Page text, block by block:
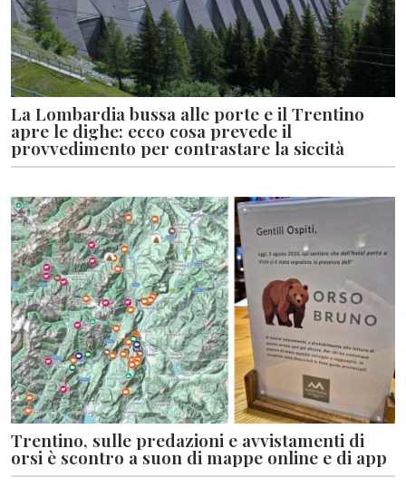
La Lombardia bussa alle porte e il Trentino
apre le dighe: ecco cosa prevede il
provvedimento per contrastare la siccità
Trentino, sulle predazioni e avvistamenti di
orsi è scontro a suon di mappe online e di app